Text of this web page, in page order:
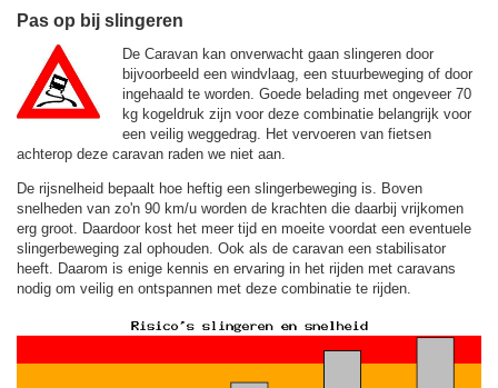
Pas op bij slingeren
De Caravan kan onverwacht gaan slingeren door
bijvoorbeeld een windvlaag, een stuurbeweging of door
ingehaald te worden. Goede belading met ongeveer 70
kg kogeldruk zijn voor deze combinatie belangrijk voor
een veilig weggedrag. Het vervoeren van fietsen
achterop deze caravan raden we niet aan.
De rijsnelheid bepaalt hoe heftig een slingerbeweging is. Boven
snelheden van zo'n 90 km/u worden de krachten die daarbij vrijkomen
erg groot. Daardoor kost het meer tijd en moeite voordat een eventuele
slingerbeweging zal ophouden. Ook als de caravan een stabilisator
heeft. Daarom is enige kennis en ervaring in het rijden met caravans
nodig om veilig en ontspannen met deze combinatie te rijden.